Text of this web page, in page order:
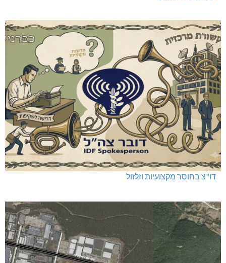
דו"צ בחוסר מקצועיות וזלזול